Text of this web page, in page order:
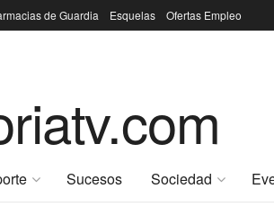
de Guardia Esquelas Ofertas Empleo
Sucesos Sociedad